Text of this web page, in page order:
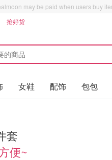
may be paid when users buy
抢好货
女鞋 配饰 包包
套
便~